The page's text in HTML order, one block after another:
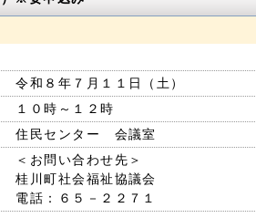
令和８年７月１１日（土）
１０時～１２時
住民センター 会議室
＜お問い合わせ先＞
桂川町社会福祉協議会
電話：６５－２２７１